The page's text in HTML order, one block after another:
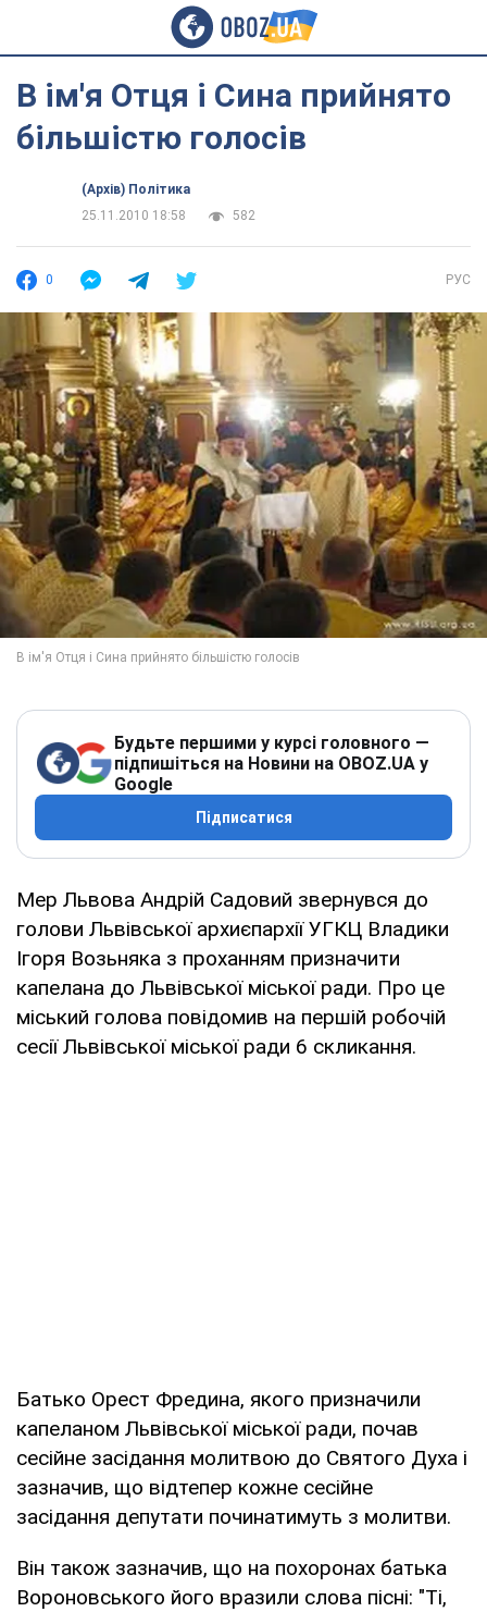
В ім'я Отця і Сина прийнято
більшістю голосів
(Архів) Політика
25.11.2010 18:58
582
0 РУС
Будьте першими у курсі головного —
підпишіться на Новини на OBOZ.UA у
Google
Підписатися
Мер Львова Андрій Садовий звернувся до
голови Львівської архиєпархії УГКЦ Владики
Ігоря Возьняка з проханням призначити
капелана до Львівської міської ради. Про це
міський голова повідомив на першій робочій
сесії Львівської міської ради 6 скликання.
Батько Орест Фредина, якого призначили
капеланом Львівської міської ради, почав
сесійне засідання молитвою до Святого Духа і
зазначив, що відтепер кожне сесійне
засідання депутати починатимуть з молитви.
Він також зазначив, що на похоронах батька
Вороновського його вразили слова пісні: "Ті,